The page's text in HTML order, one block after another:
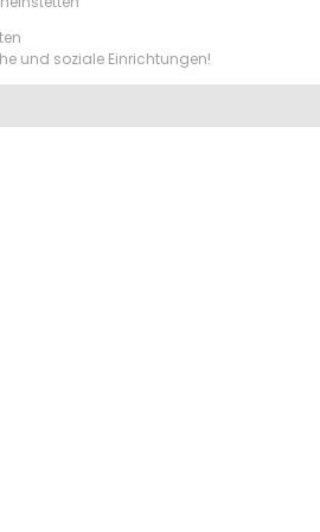
und soziale Einrichtungen!